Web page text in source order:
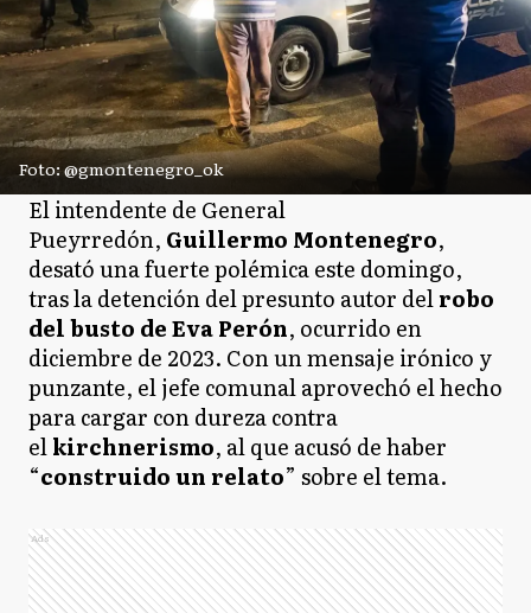
Foto: @gmontenegro_ok
El intendente de General
Pueyrredón, Guillermo Montenegro,
desató una fuerte polémica este domingo,
tras la detención del presunto autor delrobo
del busto de Eva Perón, ocurrido en
diciembre de 2023. Con un mensaje irónico y
punzante, el jefe comunal aprovechó el hecho
para cargar con dureza contra
elkirchnerismo, al que acusó de haber
“construido un relato” sobre el tema.
Ads